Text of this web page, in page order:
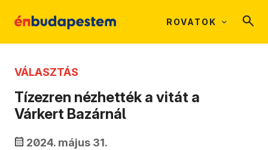
ROVATOK
VÁLASZTÁS
Tízezren nézhették a vitát a
Várkert Bazárnál
2024. május 31.